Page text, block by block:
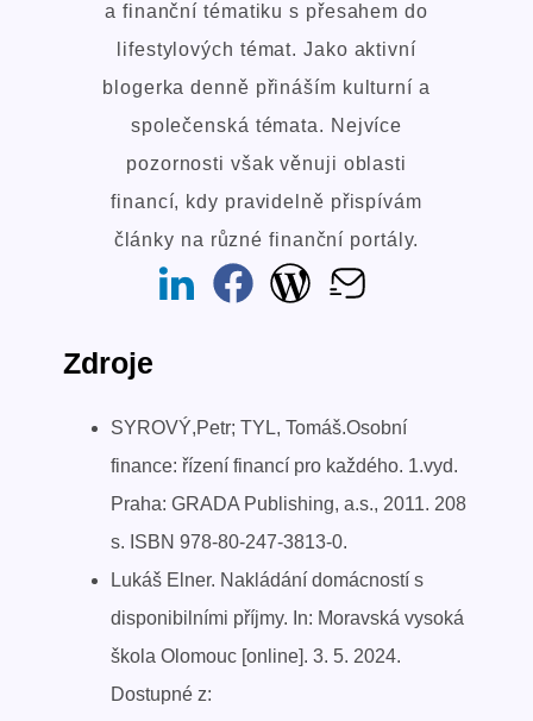
a finanční tématiku s přesahem do
lifestylových témat. Jako aktivní
blogerka denně přináším kulturní a
společenská témata. Nejvíce
pozornosti však věnuji oblasti
financí, kdy pravidelně přispívám
články na různé finanční portály.
Zdroje
SYROVÝ,Petr; TYL, Tomáš.Osobní
finance: řízení financí pro každého. 1.vyd.
Praha: GRADA Publishing, a.s., 2011. 208
s. ISBN 978-80-247-3813-0.
Lukáš Elner. Nakládání domácností s
disponibilními příjmy. In: Moravská vysoká
škola Olomouc [online]. 3. 5. 2024.
Dostupné z: